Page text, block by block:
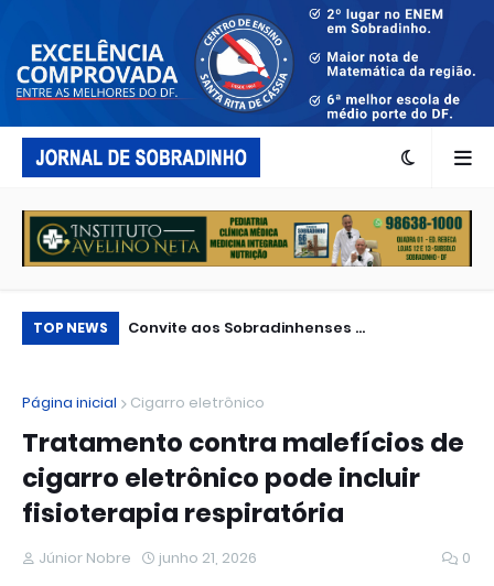
TOP NEWS Convite aos Sobradinhenses ...
Página inicial Cigarro eletrônico
Tratamento contra malefícios de
cigarro eletrônico pode incluir
fisioterapia respiratória
Júnior Nobre junho 21, 2026 0